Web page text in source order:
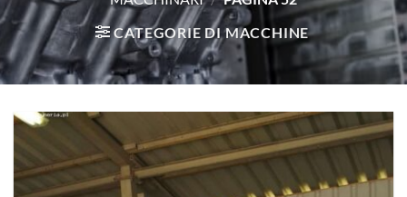
CATEGORIE DI MACCHINE